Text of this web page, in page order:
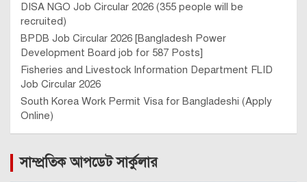
DISA NGO Job Circular 2026 (355 people will be
recruited)
BPDB Job Circular 2026 [Bangladesh Power
Development Board job for 587 Posts]
Fisheries and Livestock Information Department FLID
Job Circular 2026
South Korea Work Permit Visa for Bangladeshi (Apply
Online)
সাম্প্রতিক আপডেট সার্কুলার